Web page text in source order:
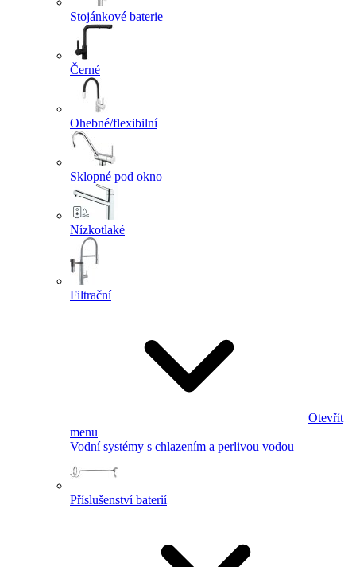
Stojánkové baterie
Černé
Ohebné/flexibilní
Sklopné pod okno
Nízkotlaké
Filtrační
Otevřít
menu
Vodní systémy s chlazením a perlivou vodou
Příslušenství baterií